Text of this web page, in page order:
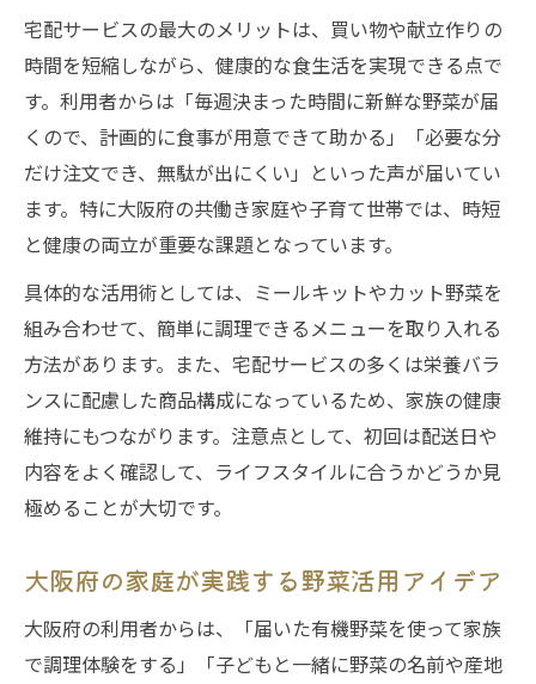
宅配サービスの最大のメリットは、買い物や献立作りの
時間を短縮しながら、健康的な食生活を実現できる点で
す。利用者からは「毎週決まった時間に新鮮な野菜が届
くので、計画的に食事が用意できて助かる」「必要な分
だけ注文でき、無駄が出にくい」といった声が届いてい
ます。特に大阪府の共働き家庭や子育て世帯では、時短
と健康の両立が重要な課題となっています。
具体的な活用術としては、ミールキットやカット野菜を
組み合わせて、簡単に調理できるメニューを取り入れる
方法があります。また、宅配サービスの多くは栄養バラ
ンスに配慮した商品構成になっているため、家族の健康
維持にもつながります。注意点として、初回は配送日や
内容をよく確認して、ライフスタイルに合うかどうか見
極めることが大切です。
大阪府の家庭が実践する野菜活用アイデア
大阪府の利用者からは、「届いた有機野菜を使って家族
で調理体験をする」「子どもと一緒に野菜の名前や産地